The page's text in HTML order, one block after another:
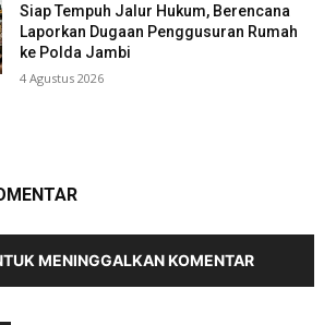
Siap Tempuh Jalur Hukum, Berencana
Laporkan Dugaan Penggusuran Rumah
ke Polda Jambi
4 Agustus 2026
MENINGGALKAN KOMENTAR